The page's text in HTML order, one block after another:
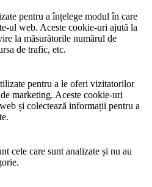
pentru a înțelege modul în care
ul web. Aceste cookie-uri ajută la
la măsurătorile numărul de
de trafic, etc.
pentru a le oferi vizitatorilor
marketing. Aceste cookie-uri
și colectează informații pentru a
cele care sunt analizate și nu au